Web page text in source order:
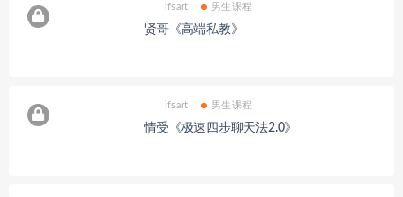
ifsart 男生课程
贤哥《高端私教》
ifsart 男生课程
情受《极速四步聊天法2.0》